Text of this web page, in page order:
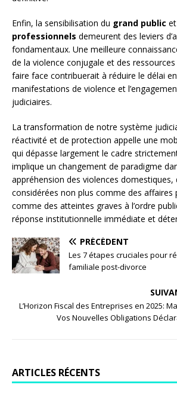
Enfin, la sensibilisation du grand public
professionnels demeurent des leviers
fondamentaux. Une meilleure
de la violence conjugale et des
faire face contribuerait à réduire le délai
manifestations de violence et
judiciaires.
La transformation de notre système
réactivité et de protection appelle une
qui dépasse largement le cadre
implique un changement de paradigme
appréhension des violences domestiques,
considérées non plus comme des affaires
comme des atteintes graves à l’ordre
réponse institutionnelle immédiate et
PRÉCÉDENT
Les 7 étapes cruciales pour
familiale post-divorce
L’Horizon Fiscal des Entreprises en 2025:
Vos Nouvelles Obligations
ARTICLES RÉCENTS